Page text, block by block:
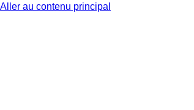
Aller au contenu principal